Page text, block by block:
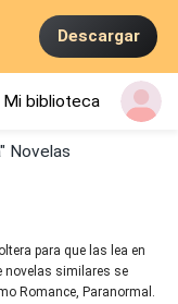
Descargar
Mi biblioteca
Novelas
para que las lea en
novelas similares se
Romance, Paranormal.